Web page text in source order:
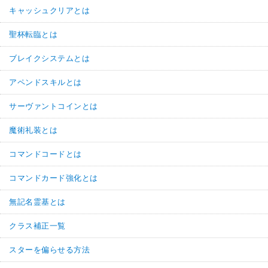
キャッシュクリアとは
聖杯転臨とは
ブレイクシステムとは
アペンドスキルとは
サーヴァントコインとは
魔術礼装とは
コマンドコードとは
コマンドカード強化とは
無記名霊基とは
クラス補正一覧
スターを偏らせる方法